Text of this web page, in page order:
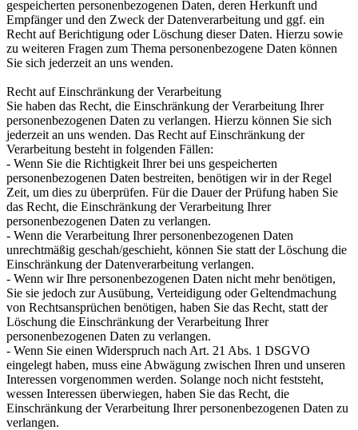
gespeicherten personenbezogenen Daten, deren Herkunft und
Empfänger und den Zweck der Datenverarbeitung und ggf. ein
Recht auf Berichtigung oder Löschung dieser Daten. Hierzu sowie
zu weiteren Fragen zum Thema personenbezogene Daten können
Sie sich jederzeit an uns wenden.
Recht auf Einschränkung der Verarbeitung
Sie haben das Recht, die Einschränkung der Verarbeitung Ihrer
personenbezogenen Daten zu verlangen. Hierzu können Sie sich
jederzeit an uns wenden. Das Recht auf Einschränkung der
Verarbeitung besteht in folgenden Fällen:
- Wenn Sie die Richtigkeit Ihrer bei uns gespeicherten
personenbezogenen Daten bestreiten, benötigen wir in der Regel
Zeit, um dies zu überprüfen. Für die Dauer der Prüfung haben Sie
das Recht, die Einschränkung der Verarbeitung Ihrer
personenbezogenen Daten zu verlangen.
- Wenn die Verarbeitung Ihrer personenbezogenen Daten
unrechtmäßig geschah/geschieht, können Sie statt der Löschung die
Einschränkung der Datenverarbeitung verlangen.
- Wenn wir Ihre personenbezogenen Daten nicht mehr benötigen,
Sie sie jedoch zur Ausübung, Verteidigung oder Geltendmachung
von Rechtsansprüchen benötigen, haben Sie das Recht, statt der
Löschung die Einschränkung der Verarbeitung Ihrer
personenbezogenen Daten zu verlangen.
- Wenn Sie einen Widerspruch nach Art. 21 Abs. 1 DSGVO
eingelegt haben, muss eine Abwägung zwischen Ihren und unseren
Interessen vorgenommen werden. Solange noch nicht feststeht,
wessen Interessen überwiegen, haben Sie das Recht, die
Einschränkung der Verarbeitung Ihrer personenbezogenen Daten zu
verlangen.